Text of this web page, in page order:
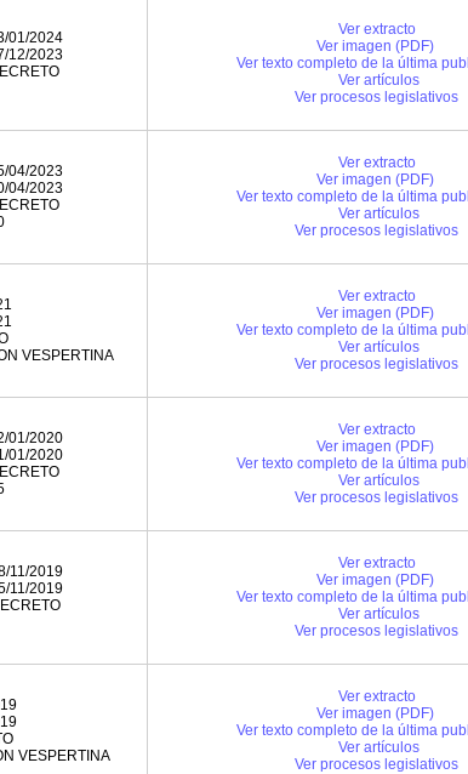
01/2024
12/2023
Ver extracto
Ver imagen (PDF)
Ver texto completo de la última
Ver artículos
Ver procesos legislativos
04/2023
04/2023
Ver extracto
Ver imagen (PDF)
Ver texto completo de la última
Ver artículos
Ver procesos legislativos
VESPERTINA
Ver extracto
Ver imagen (PDF)
Ver texto completo de la última
Ver artículos
Ver procesos legislativos
01/2020
01/2020
Ver extracto
Ver imagen (PDF)
Ver texto completo de la última
Ver artículos
Ver procesos legislativos
11/2019
11/2019
Ver extracto
Ver imagen (PDF)
Ver texto completo de la última
Ver artículos
Ver procesos legislativos
VESPERTINA
Ver extracto
Ver imagen (PDF)
Ver texto completo de la última
Ver artículos
Ver procesos legislativos